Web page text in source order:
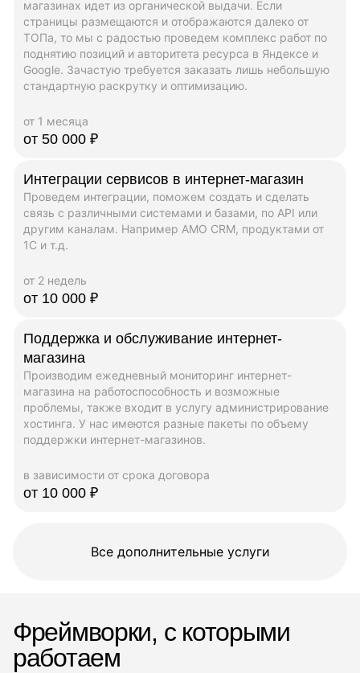
магазинах идет из органической выдачи. Если
страницы размещаются и отображаются далеко от
ТОПа, то мы с радостью проведем комплекс работ по
поднятию позиций и авторитета ресурса в Яндексе и
Google. Зачастую требуется заказать лишь небольшую
стандартную раскрутку и оптимизацию.
от 1 месяца
от 50 000 ₽
Интеграции сервисов в интернет-магазин
Проведем интеграции, поможем создать и сделать
связь с различными системами и базами, по API или
другим каналам. Например AMO CRM, продуктами от
1C и т.д.
от 2 недель
от 10 000 ₽
Поддержка и обслуживание интернет-
магазина
Производим ежедневный мониторинг интернет-
магазина на работоспособность и возможные
проблемы, также входит в услугу администрирование
хостинга. У нас имеются разные пакеты по объему
поддержки интернет-магазинов.
в зависимости от срока договора
от 10 000 ₽
Все дополнительные услуги
Фреймворки, с которыми
работаем